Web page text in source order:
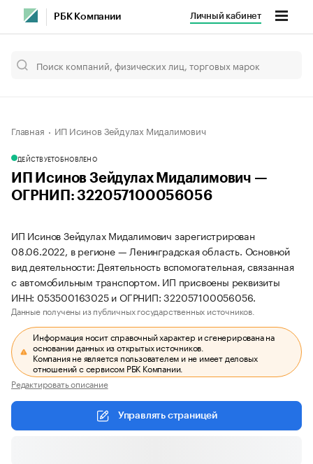
РБК Компании Личный кабинет
Главная ИП Исинов Зейдулах Мидалимович
ДЕЙСТВУЕТОБНОВЛЕНО
ИП Исинов Зейдулах Мидалимович —
ОГРНИП: 322057100056056
ИП Исинов Зейдулах Мидалимович зарегистрирован
08.06.2022, в регионе — Ленинградская область. Основной
вид деятельности: Деятельность вспомогательная, связанная
с автомобильным транспортом. ИП присвоены реквизиты
ИНН: 053500163025 и ОГРНИП: 322057100056056.
Данные получены из публичных государственных источников.
Информация носит справочный характер и сгенерирована на
основании данных из открытых источников.
Компания не является пользователем и не имеет деловых
отношений с сервисом РБК Компании.
Редактировать описание
Управлять страницей